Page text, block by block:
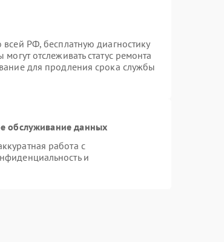
РФ, бесплатную диагностику
отслеживать статус ремонта
для продления срока службы
обслуживание данных
работа с
и